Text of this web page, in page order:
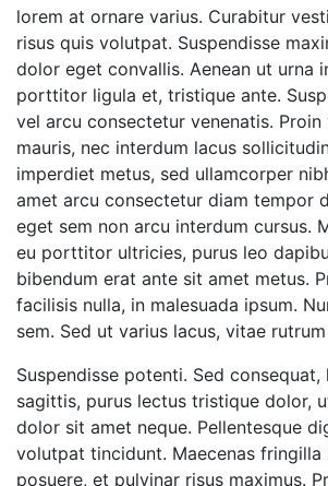
lorem at ornare varius. Curabitur
risus quis volutpat. Suspendisse
dolor eget convallis. Aenean ut urna
porttitor ligula et, tristique ante.
vel arcu consectetur venenatis. Proin
mauris, nec interdum lacus
imperdiet metus, sed ullamcorper
amet arcu consectetur diam tempor
eget sem non arcu interdum cursus.
eu porttitor ultricies, purus leo
bibendum erat ante sit amet metus.
facilisis nulla, in malesuada ipsum.
sem. Sed ut varius lacus, vitae
Suspendisse potenti. Sed
sagittis, purus lectus tristique dolor,
dolor sit amet neque. Pellentesque
volutpat tincidunt. Maecenas fringilla
posuere, et pulvinar risus maximus.